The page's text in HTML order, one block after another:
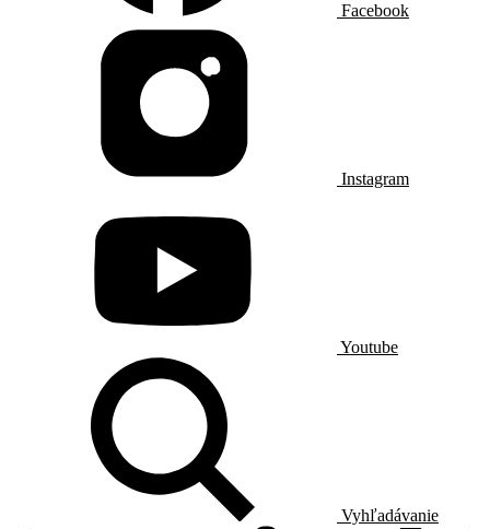
Facebook
Instagram
Youtube
Vyhľadávanie